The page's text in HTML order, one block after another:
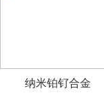
纳米铂钌合金